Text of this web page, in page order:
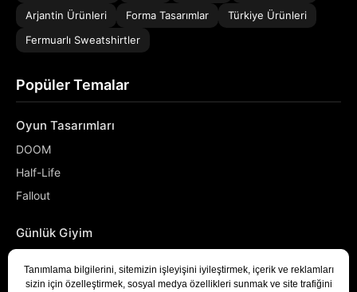
Arjantin Ürünleri
Forma Tasarımlar
Türkiye Ürünleri
Fermuarlı Sweatshirtler
Popüler Temalar
Oyun Tasarımları
DOOM
Half-Life
Fallout
Günlük Giyim
Denizci